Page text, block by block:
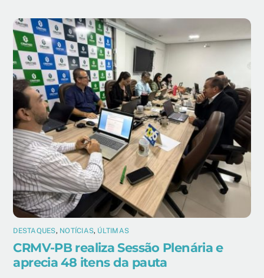
DESTAQUES, NOTÍCIAS, ÚLTIMAS
CRMV-PB realiza Sessão Plenária e
aprecia 48 itens da pauta